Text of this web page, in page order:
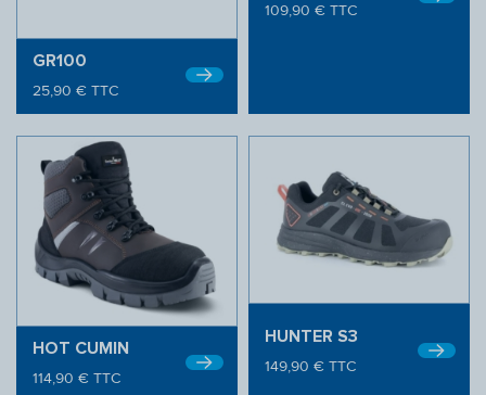
GR100
25,90€ TTC
109,90€ TTC
HOT CUMIN
114,90€ TTC
HUNTER S3
149,90€ TTC